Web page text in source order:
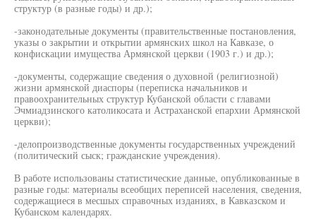
структур (в разные годы) и др.);
-законодательные документы (правительственные постановления,
указы о закрытии и открытии армянских школ на Кавказе, о
конфискации имущества Армянской церкви (1903 г.) и др.);
-документы, содержащие сведения о духовной (религиозной)
жизни армянской диаспоры (переписка начальников и
правоохранительных структур Кубанской области с главами
Эчмиадзинского католикосата и Астраханской епархии Армянской
церкви);
-делопроизводственные документы государственных учреждений
(политический сыск; гражданские учреждения).
В работе использованы статистические данные, опубликованные в
разные годы: материалы всеобщих переписей населения, сведения,
содержащиеся в месшых справочных изданиях, в Кавказском и
Кубанском календарях.